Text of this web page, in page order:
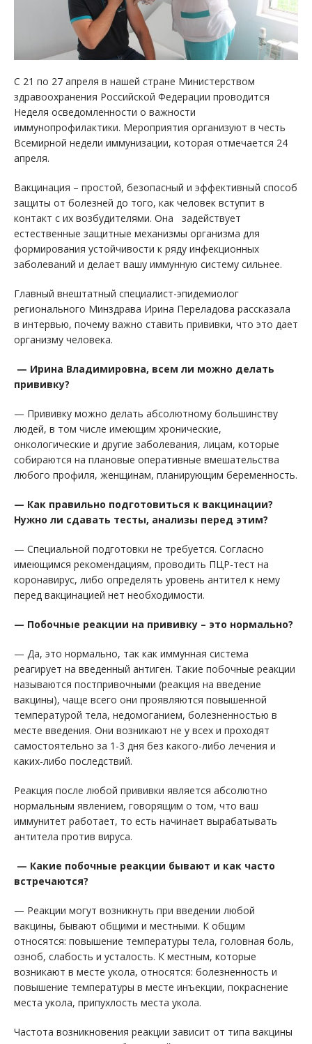
С 21 по 27 апреля в нашей стране Министерством
здравоохранения Российской Федерации проводится
Неделя осведомленности о важности
иммунопрофилактики. Мероприятия организуют в честь
Всемирной недели иммунизации, которая отмечается 24
апреля.
Вакцинация – простой, безопасный и эффективный способ
защиты от болезней до того, как человек вступит в
контакт с их возбудителями. Она задействует
естественные защитные механизмы организма для
формирования устойчивости к ряду инфекционных
заболеваний и делает вашу иммунную систему сильнее.
Главный внештатный специалист-эпидемиолог
регионального Минздрава Ирина Переладова рассказала
в интервью, почему важно ставить прививки, что это дает
организму человека.
— Ирина Владимировна, всем ли можно делать
прививку?
— Прививку можно делать абсолютному большинству
людей, в том числе имеющим хронические,
онкологические и другие заболевания, лицам, которые
собираются на плановые оперативные вмешательства
любого профиля, женщинам, планирующим беременность.
— Как правильно подготовиться к вакцинации?
Нужно ли сдавать тесты, анализы перед этим?
— Специальной подготовки не требуется. Согласно
имеющимся рекомендациям, проводить ПЦР-тест на
коронавирус, либо определять уровень антител к нему
перед вакцинацией нет необходимости.
— Побочные реакции на прививку – это нормально?
— Да, это нормально, так как иммунная система
реагирует на введенный антиген. Такие побочные реакции
называются постпривочными (реакция на введение
вакцины), чаще всего они проявляются повышенной
температурой тела, недомоганием, болезненностью в
месте введения. Они возникают не у всех и проходят
самостоятельно за 1-3 дня без какого-либо лечения и
каких-либо последствий.
Реакция после любой прививки является абсолютно
нормальным явлением, говорящим о том, что ваш
иммунитет работает, то есть начинает вырабатывать
антитела против вируса.
— Какие побочные реакции бывают и как часто
встречаются?
— Реакции могут возникнуть при введении любой
вакцины, бывают общими и местными. К общим
относятся: повышение температуры тела, головная боль,
озноб, слабость и усталость. К местным, которые
возникают в месте укола, относятся: болезненность и
повышение температуры в месте инъекции, покраснение
места укола, припухлость места укола.
Частота возникновения реакции зависит от типа вакцины